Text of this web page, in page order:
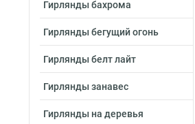
Гирлянды бахрома
Гирлянды бегущий огонь
Гирлянды белт лайт
Гирлянды занавес
Гирлянды на деревья